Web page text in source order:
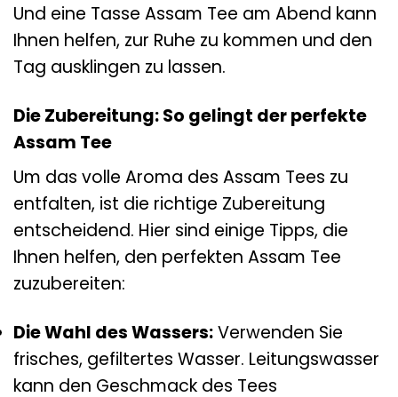
Und eine Tasse Assam Tee am Abend kann
Ihnen helfen, zur Ruhe zu kommen und den
Tag ausklingen zu lassen.
Die Zubereitung: So gelingt der perfekte
Assam Tee
Um das volle Aroma des Assam Tees zu
entfalten, ist die richtige Zubereitung
entscheidend. Hier sind einige Tipps, die
Ihnen helfen, den perfekten Assam Tee
zuzubereiten:
Die Wahl des Wassers:Verwenden Sie
frisches, gefiltertes Wasser. Leitungswasser
kann den Geschmack des Tees